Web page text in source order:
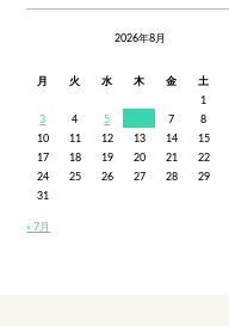
2026年8月
月 火 水 木 金 土
1
3
4 5 7 8
10
11 12 13 14 15
17
18 19 20 21 22
24
25 26 27 28 29
31
« 7月